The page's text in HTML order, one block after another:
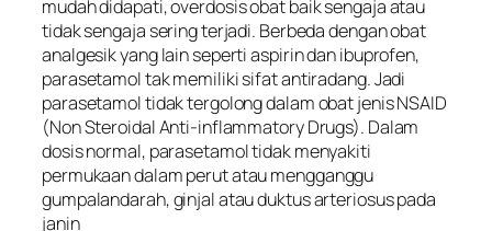
mudah didapati, overdosis obat baik sengaja atau
tidak sengaja sering terjadi. Berbeda dengan obat
analgesik yang lain seperti aspirin dan ibuprofen,
parasetamol tak memiliki sifat antiradang. Jadi
parasetamol tidak tergolong dalam obat jenis NSAID
(Non Steroidal Anti-inflammatory Drugs). Dalam
dosis normal, parasetamol tidak menyakiti
permukaan dalam perut atau mengganggu
gumpalandarah, ginjal atau duktus arteriosus pada
janin